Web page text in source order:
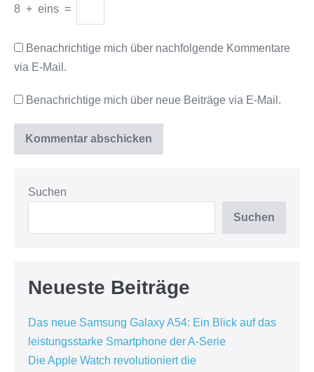
8 + eins =
Benachrichtige mich über nachfolgende Kommentare
via E-Mail.
Benachrichtige mich über neue Beiträge via E-Mail.
Suchen
Suchen
Neueste Beiträge
Das neue Samsung Galaxy A54: Ein Blick auf das
leistungsstarke Smartphone der A-Serie
Die Apple Watch revolutioniert die